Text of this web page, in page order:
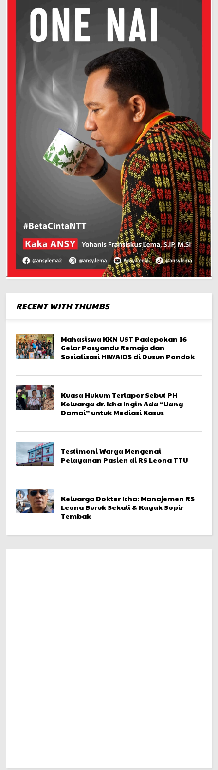
RECENT WITH THUMBS
Mahasiswa KKN UST Padepokan 16
Gelar Posyandu Remaja dan
Sosialisasi HIV/AIDS di Dusun Pondok
Kuasa Hukum Terlapor Sebut PH
Keluarga dr. Icha Ingin Ada “Uang
Damai” untuk Mediasi Kasus
Testimoni Warga Mengenai
Pelayanan Pasien di RS Leona TTU
Keluarga Dokter Icha: Manajemen RS
Leona Buruk Sekali & Kayak Sopir
Tembak